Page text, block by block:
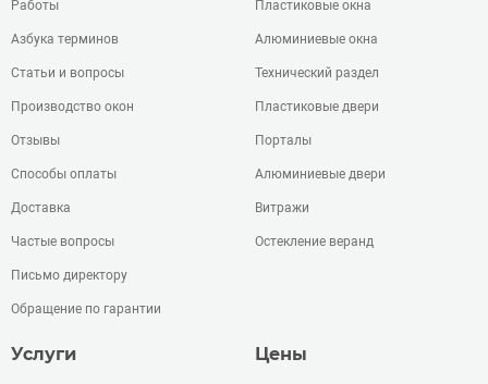
Работы
Азбука терминов
Статьи и вопросы
Производство окон
Отзывы
Способы оплаты
Доставка
Частые вопросы
Письмо директору
Обращение по гарантии
Пластиковые окна
Алюминиевые окна
Технический раздел
Пластиковые двери
Порталы
Алюминиевые двери
Витражи
Остекление веранд
Услуги Цены